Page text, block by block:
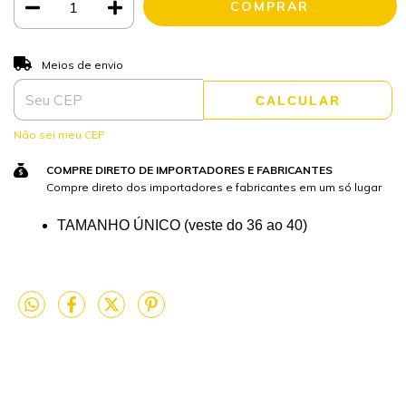
Entregas para o CEP:
Meios de envio
CALCULAR
Não sei meu CEP
COMPRE DIRETO DE IMPORTADORES E FABRICANTES
Compre direto dos importadores e fabricantes em um só lugar
TAMANHO ÚNICO (veste do 36 ao 40)